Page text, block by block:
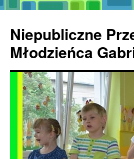
treści
Niepubliczne
Młodzieńca